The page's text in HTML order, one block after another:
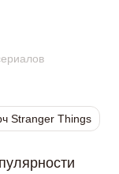
Stranger Things